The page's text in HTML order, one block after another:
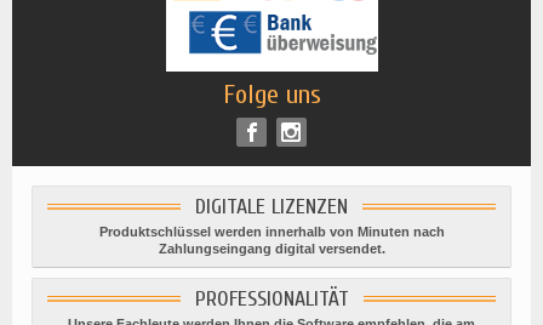
Folge uns
DIGITALE LIZENZEN
Produktschlüssel werden innerhalb von Minuten nach
Zahlungseingang digital versendet.
PROFESSIONALITÄT